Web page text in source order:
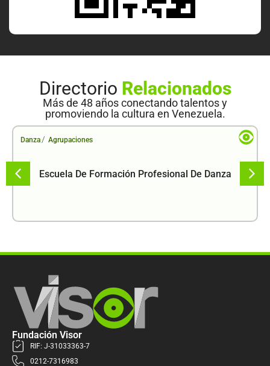
Directorio Relacionados
Más de 48 años conectando talentos y
promoviendo la cultura en Venezuela.
Danza / Agrupaciones
Escuela De Formación Profesional De Danza
Fundación Visor
RIF: J-31033363-7
0212-7316983